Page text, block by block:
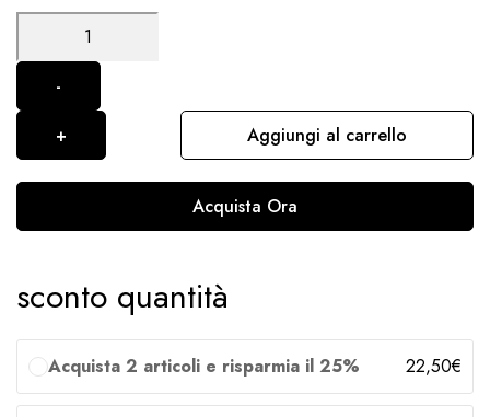
-
+
Aggiungi al carrello
Acquista Ora
sconto quantità
Acquista 2 articoli e risparmia il 25% 22,50€